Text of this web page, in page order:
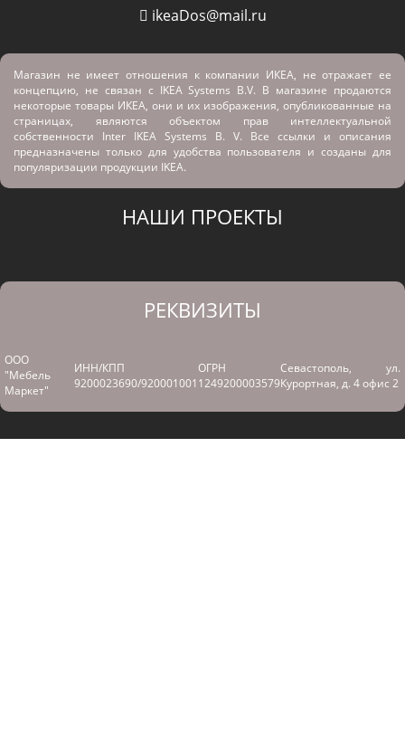
ikeaDos@mail.ru
Магазин не имеет отношения к компании ИКЕА, не отражает ее
концепцию, не связан с IKEA Systems B.V. В магазине продаются
некоторые товары ИКЕА, они и их изображения, опубликованные на
страницах, являются объектом прав интеллектуальной
собственности Inter IKEA Systems B. V. Все ссылки и описания
предназначены только для удобства пользователя и созданы для
популяризации продукции IKEA.
НАШИ ПРОЕКТЫ
РЕКВИЗИТЫ
ООО
"Мебель
Маркет"
ИНН/КПП
9200023690/920001001
ОГРН
1249200003579
Севастополь, ул.
Курортная, д. 4 офис 2